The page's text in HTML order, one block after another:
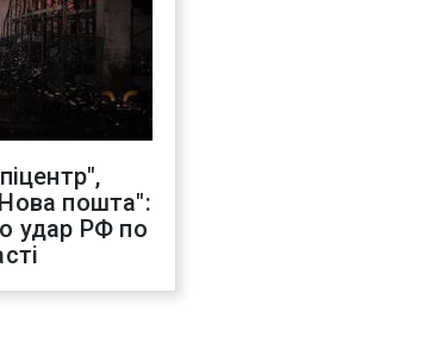
пошта":
удар РФ по